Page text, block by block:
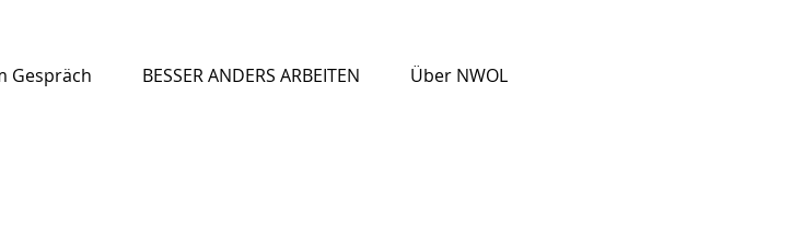
Gespräch BESSER ANDERS ARBEITEN Über NWOL